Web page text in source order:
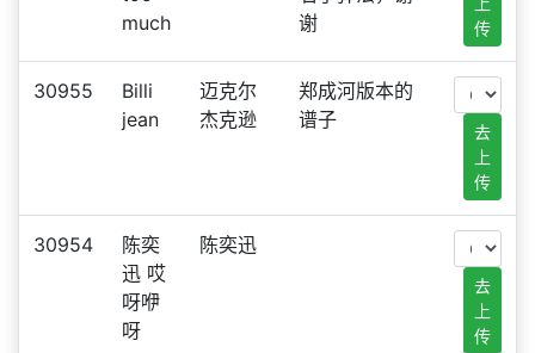
much
谢
传
30955
Billi
jean
迈克尔
杰克逊
郑成河版本的
谱子
去
上
传
30954
陈奕
迅 哎
呀咿
呀
陈奕迅
去
上
传